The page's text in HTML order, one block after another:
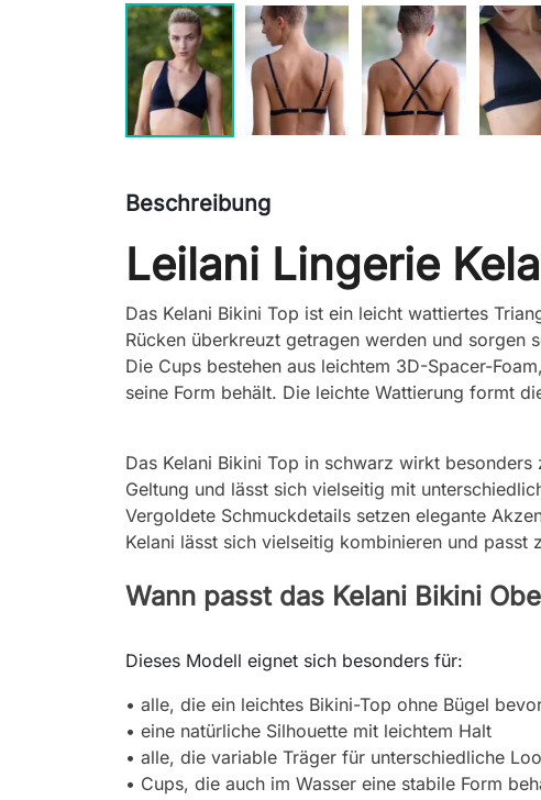
Beschreibung
Leilani Lingerie
Das Kelani Bikini Top ist ein leicht wattiertes
Rücken überkreuzt getragen werden und sorgen
Die Cups bestehen aus leichtem 3D-Spacer-
seine Form behält. Die leichte Wattierung formt
Das Kelani Bikini Top in schwarz wirkt
Geltung und lässt sich vielseitig mit
Vergoldete Schmuckdetails setzen elegante
Kelani lässt sich vielseitig kombinieren und
Wann passt das Kelani Bikini
Dieses Modell eignet sich besonders für:
• alle, die ein leichtes Bikini-Top ohne Bügel
• eine natürliche Silhouette mit leichtem Halt
• alle, die variable Träger für unterschiedliche
• Cups, die auch im Wasser eine stabile Form